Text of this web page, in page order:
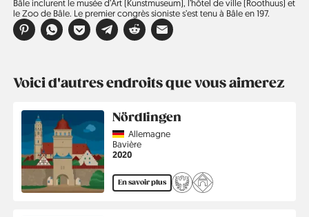
Bâle inclurent le musée d’Art (Kunstmuseum), l’hôtel de ville (Roothuus) et
le Zoo de Bâle. Le premier congrès sioniste s’est tenu à Bâle en 197.
Voici d'autres endroits que vous aimerez
Nördlingen
CountryAllemagne
Région
Bavière
Année
2020
En savoir plus